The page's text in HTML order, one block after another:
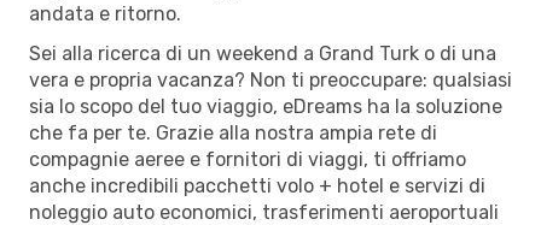
andata e ritorno.
Sei alla ricerca di un weekend a Grand Turk o di una
vera e propria vacanza? Non ti preoccupare: qualsiasi
sia lo scopo del tuo viaggio, eDreams ha la soluzione
che fa per te. Grazie alla nostra ampia rete di
compagnie aeree e fornitori di viaggi, ti offriamo
anche incredibili pacchetti volo + hotel e servizi di
noleggio auto economici, trasferimenti aeroportuali